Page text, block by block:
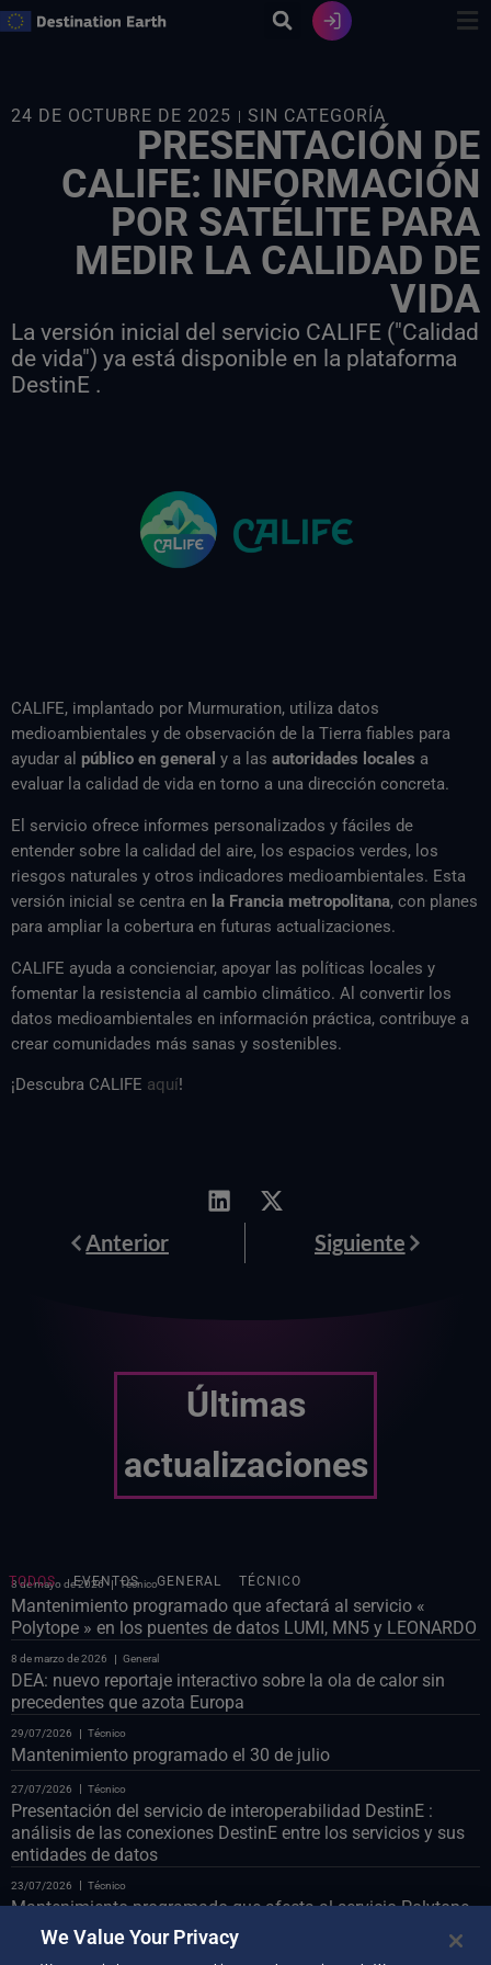
Ir
24 DE OCTUBRE DE 2025 SIN CATEGORÍA
PRESENTACIÓN DE
CALIFE: INFORMACIÓN
POR SATÉLITE PARA
MEDIR LA CALIDAD DE
VIDA
La versión inicial del servicio CALIFE ("Calidad
de vida") ya está disponible en la plataforma
DestinE .
CALIFE, implantado por Murmuration, utiliza datos
medioambientales y de observación de la Tierra fiables para
ayudar al público en general y a las autoridades locales a
evaluar la calidad de vida en torno a una dirección concreta.
El servicio ofrece informes personalizados y fáciles de
entender sobre la calidad del aire, los espacios verdes, los
riesgos naturales y otros indicadores medioambientales. Esta
versión inicial se centra en la Francia metropolitana, con planes
para ampliar la cobertura en futuras actualizaciones.
CALIFE ayuda a concienciar, apoyar las políticas locales y
fomentar la resistencia al cambio climático. Al convertir los
datos medioambientales en información práctica, contribuye a
crear comunidades más sanas y sostenibles.
¡Descubra CALIFE aquí!
Anterior
Anterior SiguienteSiguiente
Últimas
actualizaciones
EVENTOS GENERAL TÉCNICO
TODOS
8 de mayo de 2026 Técnico
Mantenimiento programado que afectará al servicio «
Polytope » en los puentes de datos LUMI, MN5 y LEONARDO
8 de marzo de 2026 General
DEA: nuevo reportaje interactivo sobre la ola de calor sin
precedentes que azota Europa
29/07/2026 Técnico
Mantenimiento programado el 30 de julio
27/07/2026 Técnico
Presentación del servicio de interoperabilidad DestinE :
análisis de las conexiones DestinE entre los servicios y sus
entidades de datos
23/07/2026 Técnico
Mantenimiento programado que afecta al servicio Polytope
en el puente de datos LUMI
We Value Your Privacy